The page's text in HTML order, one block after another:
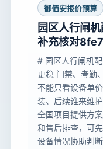
御佰安报价预算
园区人行闸
补充核对
# 园区人行闸机
更稳 门禁、考勤
不能只看设备单
装、后续谁来维
全国项目提供方
和售后排查，可
设备情况协助判